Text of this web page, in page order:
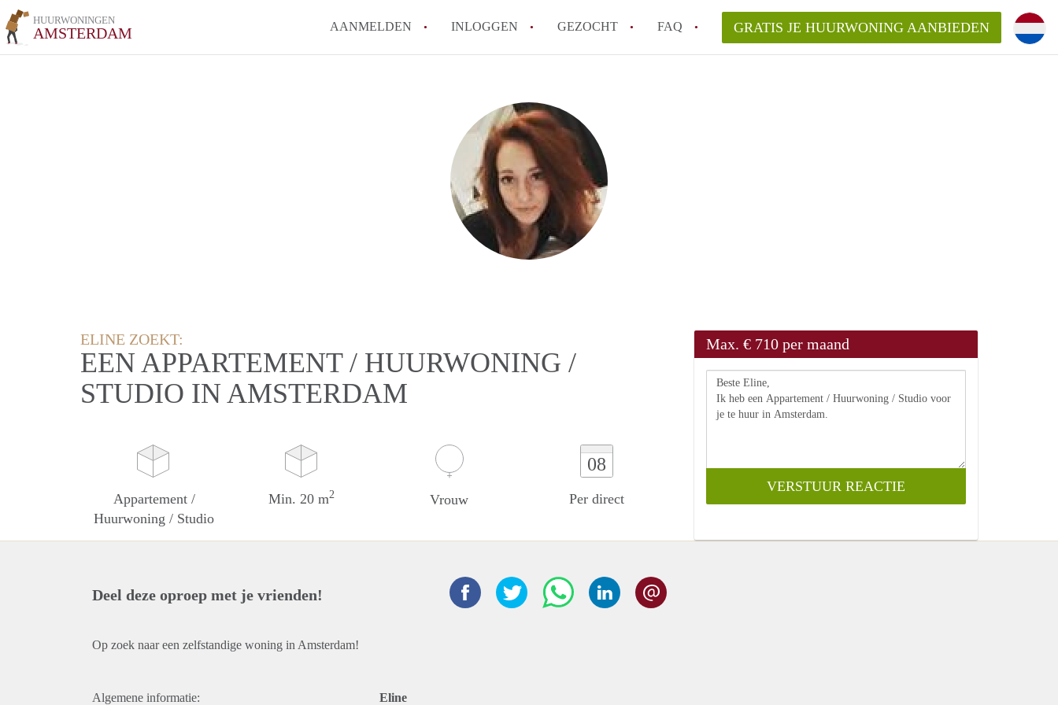
HUURWONINGEN
AMSTERDAM AANMELDEN INLOGGEN GEZOCHT FAQ
Hoe voorkom ik oplichting bij het huren van een woning?
Wat is het verschil tussen sociale huur en vrije sector in Amsterdam?
Heb ik recht op huurtoeslag in Amsterdam?
Hoe vind ik snel een huurwoning in Amsterdam?
Wat is een normale huurprijs voor een studio of appartement in Amsterdam?
Alle veelgestelde vragen
GRATIS JE HUURWONING AANBIEDEN
ELINE ZOEKT:
EEN APPARTEMENT / HUURWONING /
STUDIO IN AMSTERDAM
Appartement /
Huurwoning / Studio
Min. 20 m2 Vrouw
08
Per direct
Max. € 710 per maand
Deel deze oproep met je vrienden!
Op zoek naar een zelfstandige woning in Amsterdam!
Algemene informatie: Eline